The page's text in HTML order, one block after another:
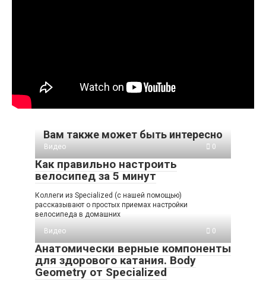
Вам также может быть интересно
Видео 0
Как правильно настроить
велосипед за 5 минут
Коллеги из Specialized (с нашей помощью)
рассказывают о простых приемах настройки
велосипеда в домашних
Видео
0
Анатомически верные компоненты
для здорового катания. Body
Geometry от Specialized